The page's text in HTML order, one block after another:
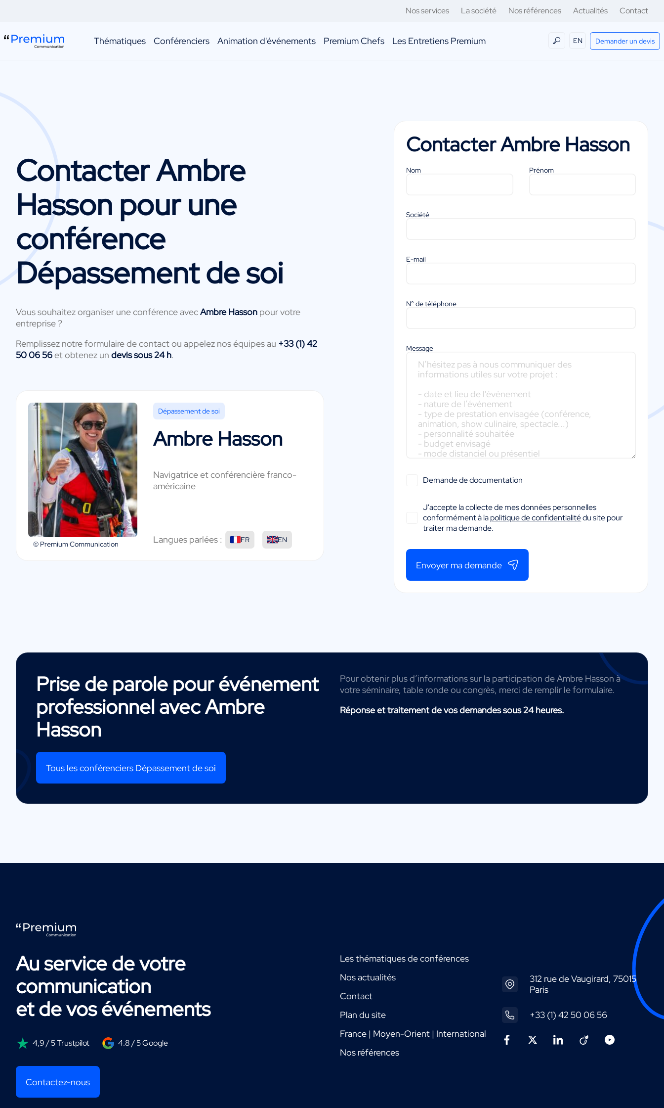
Nos services La société Nos références Actualités Contact
Thématiques Conférenciers Animation d'événements Premium Chefs Les Entretiens Premium EN Demander un devis
ContacterAmbre
Hasson pour une
conférence
Dépassement de soi
Vous souhaitez organiser une conférence avecAmbre Hasson pour votre
entreprise ?
Remplissez notre formulaire de contact ou appelez nos équipes au +33 (1) 42
50 06 56et obtenez un devis sous 24 h.
© Premium Communication
Dépassement de soi
Ambre Hasson
Navigatrice et conférencière franco-
américaine
Langues parlées : FR EN
ContacterAmbre Hasson
Nom Prénom
Société
E-mail
N° de téléphone
Message
Demande de documentation
J'accepte la collecte de mes données personnelles
conformément à lapolitique de confidentialitédu site pour
traiter ma demande.
Envoyer ma demande
Prise de parole pour événement
professionnel avecAmbre
Hasson
Tous les conférenciers Dépassement de soi
Pour obtenir plus d’informations sur la participation de Ambre Hasson à
votre séminaire, table ronde ou congrès, merci de remplir le formulaire.
Réponse et traitement de vos demandes sous 24 heures.
Au service de votre
communication
et de vos événements
4,9 / 5 Trustpilot 4.8 / 5 Google
Contactez-nous
Les thématiques de conférences
Nos actualités
Contact
Plan du site
France | Moyen-Orient | International
Nos références
312 rue de Vaugirard, 75015
Paris
+33 (1) 42 50 06 56